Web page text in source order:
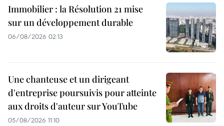
Immobilier : la Résolution 21 mise
sur un développement durable
06/08/2026 02:13
Une chanteuse et un dirigeant
d'entreprise poursuivis pour atteinte
aux droits d'auteur sur YouTube
05/08/2026 11:10